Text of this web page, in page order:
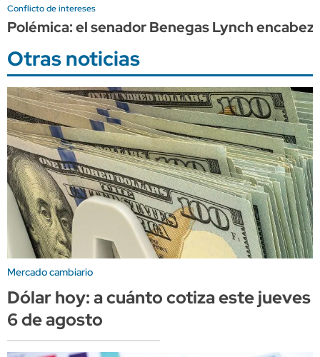
Conflicto de intereses
Polémica: el senador Benegas Lynch
Otras noticias
Mercado cambiario
Dólar hoy: a cuánto cotiza este jueves
6 de agosto